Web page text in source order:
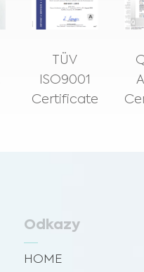
Informácie
TÜV
ISO9001
Certificate
Odkazy
HOME